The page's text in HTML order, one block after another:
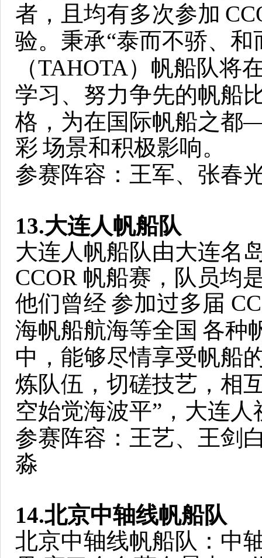
者，且均有多次参加
验。秉承“泰而不骄、和
（TAHOTA）帆船队将
学习、努力争先的帆船
格，为在国际帆船之
彩 场景和积极影响。
参赛阵容：王军、张春
13.大连人帆船队
大连人帆船队由大连名
CCOR 帆船赛，队员均
他们曾经 参加过多届
海帆船航海等全国 各种
中，能够尽情享受帆船
炼队伍，切磋技艺，相
空始觉海波平”，大连人
参赛阵容：王艺、王剑
淼
14.北京中轴线帆船队
北京中轴线帆船队：中